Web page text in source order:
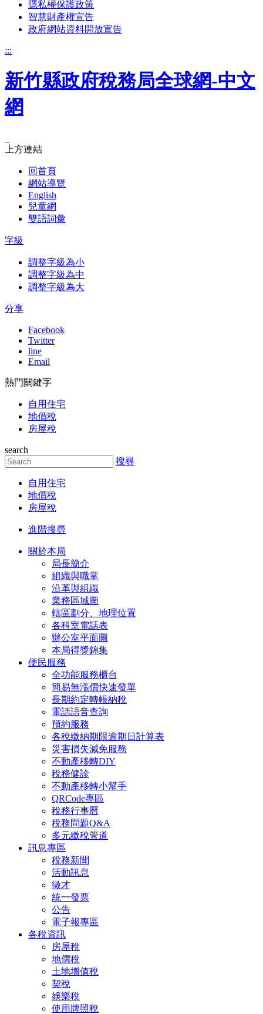
隱私權保護政策
智慧財產權宣告
政府網站資料開放宣告
:::
新竹縣政府稅務局全球網-中文
網
上方連結
回首頁
網站導覽
English
兒童網
雙語詞彙
字級
調整字級為小
調整字級為中
調整字級為大
分享
Facebook
Twitter
line
Email
熱門關鍵字
自用住宅
地價稅
房屋稅
search
搜尋
自用住宅
地價稅
房屋稅
進階搜尋
關於本局
局長簡介
組織與職掌
沿革與組織
業務區域圖
轄區劃分、地理位置
各科室電話表
辦公室平面圖
本局得獎錦集
便民服務
全功能服務櫃台
簡易無漲價快速發單
長期約定轉帳納稅
電話語音查詢
預約服務
各稅繳納期限逾期日計算表
災害損失減免服務
不動產移轉DIY
稅務健診
不動產移轉小幫手
QRCode專區
稅務行事曆
稅務問題Q&A
多元繳稅管道
訊息專區
稅務新聞
活動訊息
徵才
統一發票
公告
電子報專區
各稅資訊
房屋稅
地價稅
土地增值稅
契稅
娛樂稅
使用牌照稅